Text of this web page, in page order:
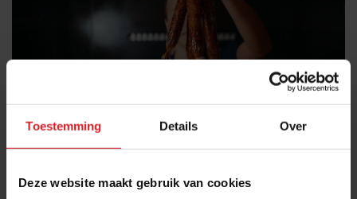
Toestemming Details Over
Deze website maakt gebruik van cookies
Van fine dining naar reguliere horeca